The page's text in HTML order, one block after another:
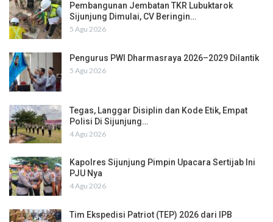
Pembangunan Jembatan TKR Lubuktarok
Sijunjung Dimulai, CV Beringin…
5 Agu 2026
Pengurus PWI Dharmasraya 2026–2029 Dilantik
5 Agu 2026
Tegas, Langgar Disiplin dan Kode Etik, Empat
Polisi Di Sijunjung…
4 Agu 2026
Kapolres Sijunjung Pimpin Upacara Sertijab Ini
PJU Nya
4 Agu 2026
Tim Ekspedisi Patriot (TEP) 2026 dari IPB